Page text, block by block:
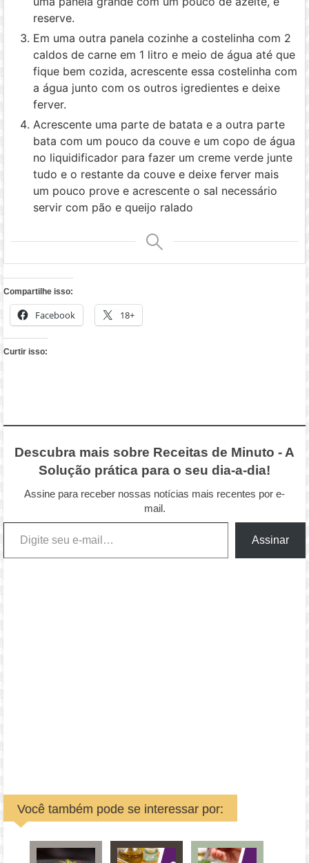
reserve.
Em uma outra panela cozinhe a costelinha com 2
caldos de carne em 1 litro e meio de água até que
fique bem cozida, acrescente essa costelinha com
a água junto com os outros igredientes e deixe
ferver.
Acrescente uma parte de batata e a outra parte
bata com um pouco da couve e um copo de água
no liquidificador para fazer um creme verde junte
tudo e o restante da couve e deixe ferver mais
um pouco prove e acrescente o sal necessário
servir com pão e queijo ralado
Compartilhe isso:
Facebook 18+
Curtir isso:
Descubra mais sobre Receitas de Minuto - A
Solução prática para o seu dia-a-dia!
Assine para receber nossas notícias mais recentes por e-
mail.
Digite seu e-mail…
Assinar
Você também pode se interessar por: